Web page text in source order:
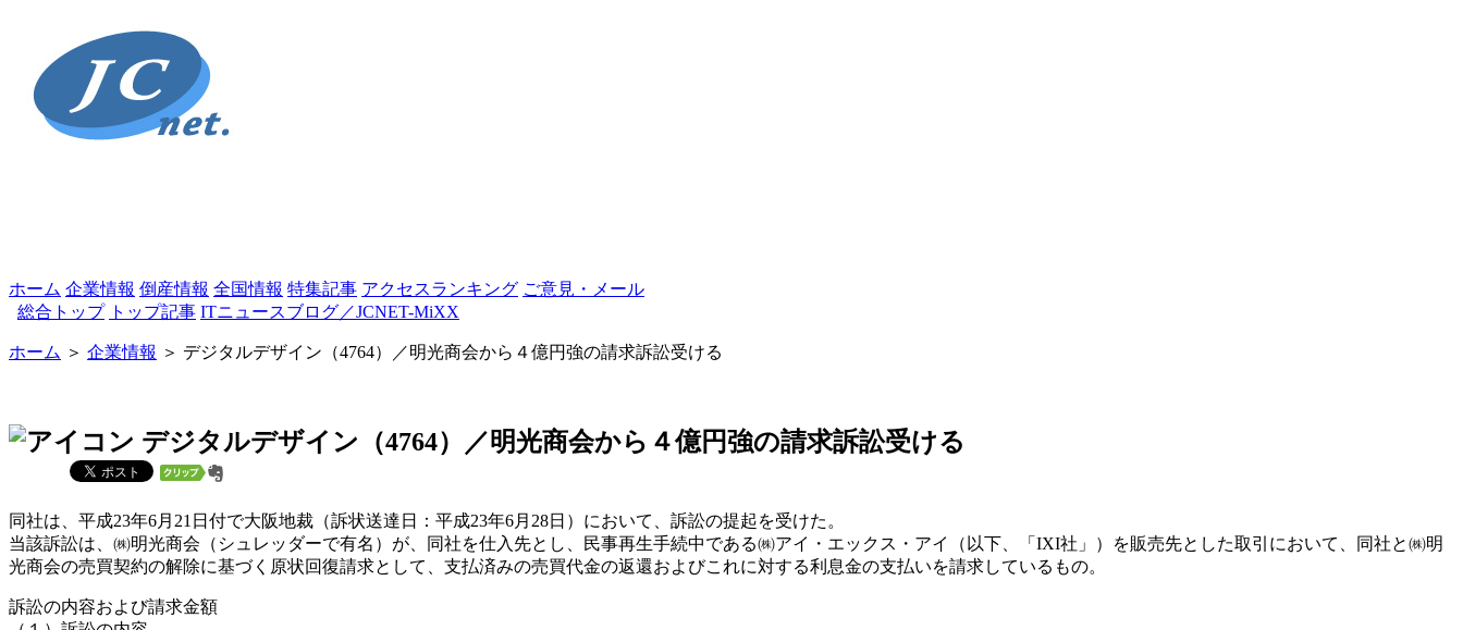
ホーム 企業情報 倒産情報 全国情報 特集記事 アクセスランキング ご意見・メール
総合トップ トップ記事 ITニュースブログ／JCNET-MiXX
ホーム ＞ 企業情報 ＞ デジタルデザイン（4764）／明光商会から４億円強の請求訴訟受ける
デジタルデザイン（4764）／明光商会から４億円強の請求訴訟受ける
同社は、平成23年6月21日付で大阪地裁（訴状送達日：平成23年6月28日）において、訴訟の提起を受けた。
当該訴訟は、㈱明光商会（シュレッダーで有名）が、同社を仕入先とし、民事再生手続中である㈱アイ・エックス・アイ（以下、「IXI社」）を販売先とした取引において、同社と㈱明
光商会の売買契約の解除に基づく原状回復請求として、支払済みの売買代金の返還およびこれに対する利息金の支払いを請求しているもの。
訴訟の内容および請求金額